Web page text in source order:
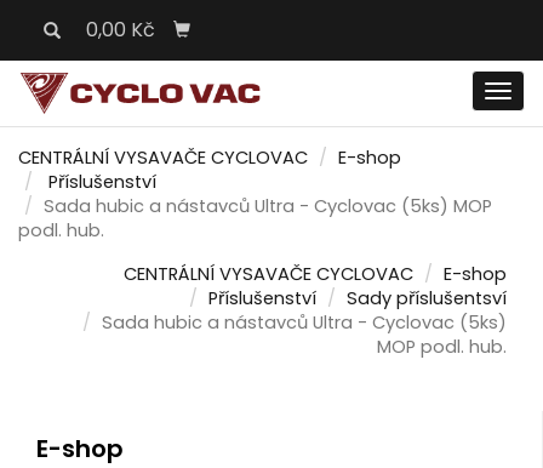
0,00 Kč
CENTRÁLNÍ VYSAVAČE CYCLOVAC
E-shop
Příslušenství
Sada hubic a nástavců Ultra - Cyclovac (5ks) MOP
podl. hub.
CENTRÁLNÍ VYSAVAČE CYCLOVAC
E-shop
Příslušenství
Sady příslušentsví
Sada hubic a nástavců Ultra - Cyclovac (5ks)
MOP podl. hub.
E-shop